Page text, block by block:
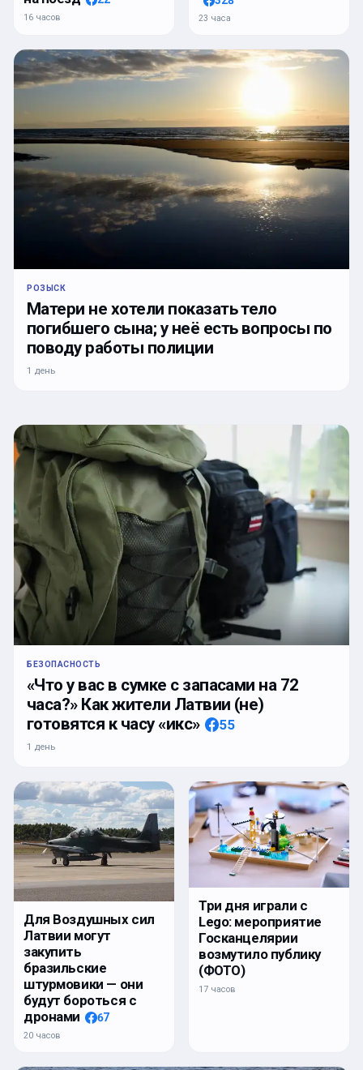
16 часов 23 часа
РОЗЫСК
Матери не хотели показать тело
погибшего сына; у неё есть вопросы по
поводу работы полиции
1 день
БЕЗОПАСНОСТЬ
«Что у вас в сумке с запасами на 72
часа?» Как жители Латвии (не)
готовятся к часу «икс»
55
1 день
Для Воздушных сил
Латвии могут
закупить
бразильские
штурмовики — они
будут бороться с
дронами
67
20 часов
Три дня играли с
Lego: мероприятие
Госканцелярии
возмутило публику
(ФОТО)
17 часов